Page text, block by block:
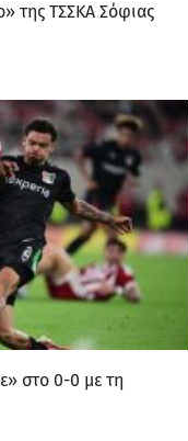
της ΤΣΣΚΑ Σόφιας
στο 0-0 με τη